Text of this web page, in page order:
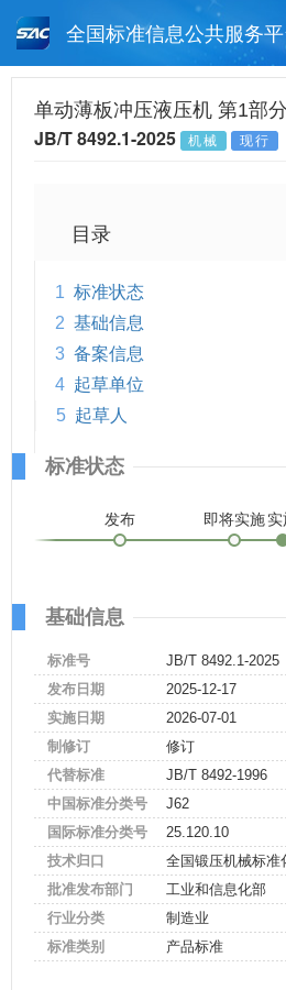
全国标准信息公共服务平
月报查询 标准公告查
单动薄板冲压液压机 第1部
JB/T 8492.1-2025 机械 现行
目录
1 标准状态
2 基础信息
3 备案信息
4 起草单位
5 起草人
标准状态
发布 即将实施
基础信息
标准号
JB/T 8492.1-2025
发布日期
2025-12-17
实施日期
2026-07-01
制修订
修订
代替标准
JB/T 8492-1996
中国标准分类号
J62
国际标准分类号
25.120.10
技术归口
全国锻压机械标准
批准发布部门
工业和信息化部
行业分类
制造业
标准类别
产品标准